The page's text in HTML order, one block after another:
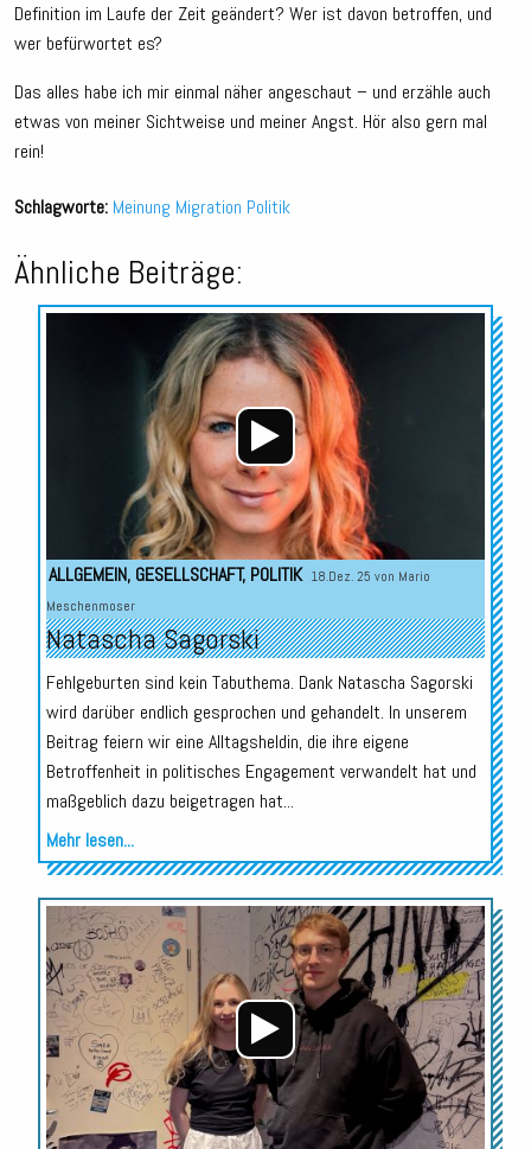
Definition im Laufe der Zeit geändert? Wer ist davon betroffen, und
wer befürwortet es?
Das alles habe ich mir einmal näher angeschaut – und erzähle auch
etwas von meiner Sichtweise und meiner Angst. Hör also gern mal
rein!
Schlagworte: Meinung Migration Politik
Ähnliche Beiträge:
Audio-
Player
ALLGEMEIN, GESELLSCHAFT, POLITIK 18.Dez. 25 von Mario
Meschenmoser
Natascha Sagorski
Fehlgeburten sind kein Tabuthema. Dank Natascha Sagorski
wird darüber endlich gesprochen und gehandelt. In unserem
Beitrag feiern wir eine Alltagsheldin, die ihre eigene
Betroffenheit in politisches Engagement verwandelt hat und
maßgeblich dazu beigetragen hat...
Mehr lesen...
Audio-
Player